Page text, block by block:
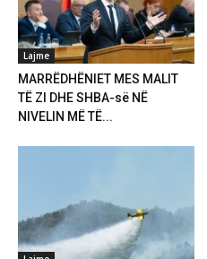
Lajme
MARRËDHËNIET MES MALIT
TË ZI DHE SHBA-së NË
NIVELIN MË TË...